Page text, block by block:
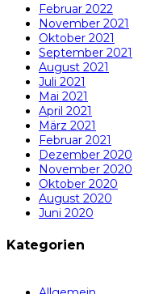
Februar 2022
November 2021
Oktober 2021
September 2021
August 2021
Juli 2021
Mai 2021
April 2021
März 2021
Februar 2021
Dezember 2020
November 2020
Oktober 2020
August 2020
Juni 2020
Kategorien